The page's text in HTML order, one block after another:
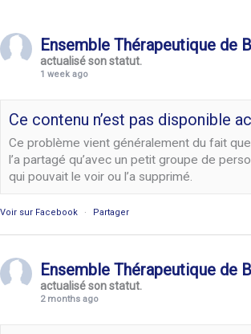
Ensemble Thérapeutique de
actualisé son statut.
1 week ago
Ce contenu n’est pas disponible
Ce problème vient généralement du fait
l’a partagé qu’avec un petit groupe de
qui pouvait le voir ou l’a supprimé.
Voir sur Facebook · Partager
Ensemble Thérapeutique de
actualisé son statut.
2 months ago